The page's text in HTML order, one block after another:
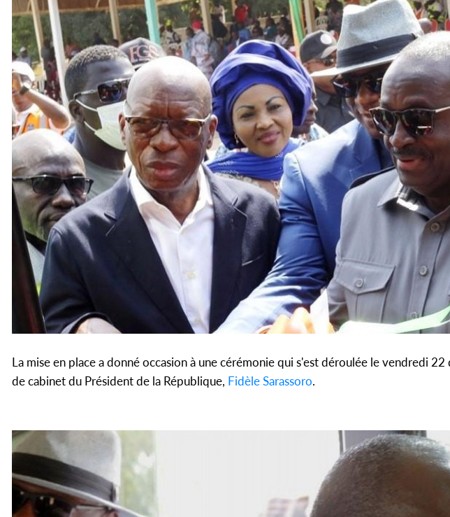
La mise en place a donné occasion à une cérémonie qui s'est déroulée le vendredi
de cabinet du Président de la République, Fidèle Sarassoro.
de l'Etat :